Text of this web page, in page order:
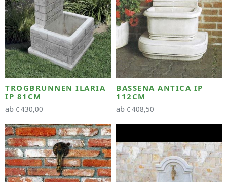
TROGBRUNNEN ILARIA
IP 81CM
ab €430,00
BASSENA ANTICA IP
112CM
ab €408,50